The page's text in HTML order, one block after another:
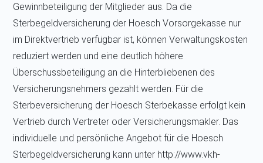
Gewinnbeteiligung der Mitglieder aus. Da die
Sterbegeldversicherung der Hoesch Vorsorgekasse nur
im Direktvertrieb verfügbar ist, können Verwaltungskosten
reduziert werden und eine deutlich höhere
Überschussbeteiligung an die Hinterbliebenen des
Versicherungsnehmers gezahlt werden. Für die
Sterbeversicherung der Hoesch Sterbekasse erfolgt kein
Vertrieb durch Vertreter oder Versicherungsmakler. Das
individuelle und persönliche Angebot für die Hoesch
Sterbegeldversicherung kann unter http://www.vkh-